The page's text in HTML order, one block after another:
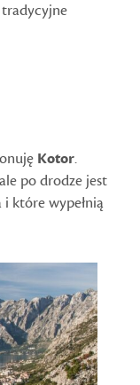
Kotor.
po drodze jest
które wypełnią